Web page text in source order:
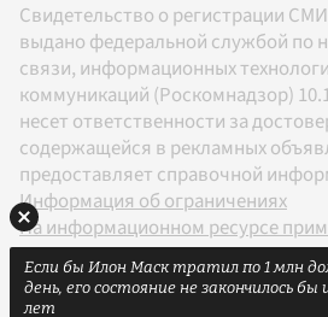
Свидетельство о регистрации
выдано федеральной службой по
связи, информационных
коммуникаций (Роскомнадзор)
несет ответственности за
содержащейся в рекламных
предоставляет справочной
Информация об ограничениях
На информационном ресурсе
рекомендательные технологии в
Правилами
Если бы Илон Маск тратил по 1 млн
день, его состояние не закончилось бы
лет